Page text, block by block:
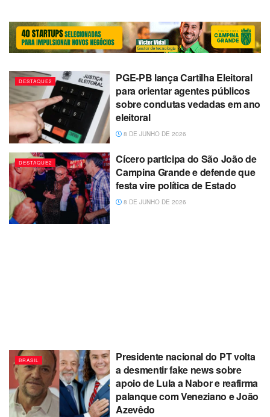
DESTAQUE2
PGE-PB lança Cartilha Eleitoral
para orientar agentes públicos
sobre condutas vedadas em ano
eleitoral
8 DE JUNHO DE 2026
DESTAQUE2
Cícero participa do São João de
Campina Grande e defende que
festa vire política de Estado
8 DE JUNHO DE 2026
BRASIL
Presidente nacional do PT volta
a desmentir fake news sobre
apoio de Lula a Nabor e reafirma
palanque com Veneziano e João
Azevêdo